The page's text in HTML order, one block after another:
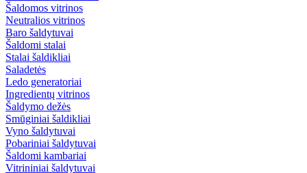
Šaldomos vitrinos
Neutralios vitrinos
Baro šaldytuvai
Šaldomi stalai
Stalai šaldikliai
Saladetės
Ledo generatoriai
Ingredientų vitrinos
Šaldymo dežės
Smūginiai šaldikliai
Vyno šaldytuvai
Pobariniai šaldytuvai
Šaldomi kambariai
Vitrininiai šaldytuvai